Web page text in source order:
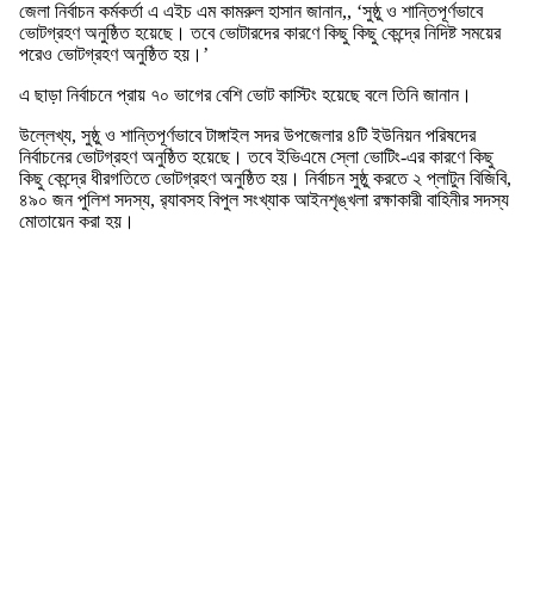
জেলা নির্বাচন কর্মকর্তা এ এইচ এম কামরুল হাসান জানান,, ‘সুষ্ঠু ও শান্তিপূর্ণভাবে
ভোটগ্রহণ অনুষ্ঠিত হয়েছে। তবে ভোটারদের কারণে কিছু কিছু কেন্দ্রে নিদিষ্ট সময়ের
পরেও ভোটগ্রহণ অনুষ্ঠিত হয়।’
এ ছাড়া নির্বাচনে প্রায় ৭০ ভাগের বেশি ভোট কাস্টিং হয়েছে বলে তিনি জানান।
উল্লেখ্য, সুষ্ঠু ও শান্তিপূর্ণভাবে টাঙ্গাইল সদর উপজেলার ৪টি ইউনিয়ন পরিষদের
নির্বাচনের ভোটগ্রহণ অনুষ্ঠিত হয়েছে। তবে ইভিএমে স্লো ভোটিং-এর কারণে কিছু
কিছু কেন্দ্রে ধীরগতিতে ভোটগ্রহণ অনুষ্ঠিত হয়। নির্বাচন সুষ্ঠু করতে ২ প্লাটুন বিজিবি,
৪৯০ জন পুলিশ সদস্য, র‌্যাবসহ বিপুল সংখ্যাক আইনশৃঙ্খলা রক্ষাকারী বাহিনীর সদস্য
মোতায়েন করা হয়।